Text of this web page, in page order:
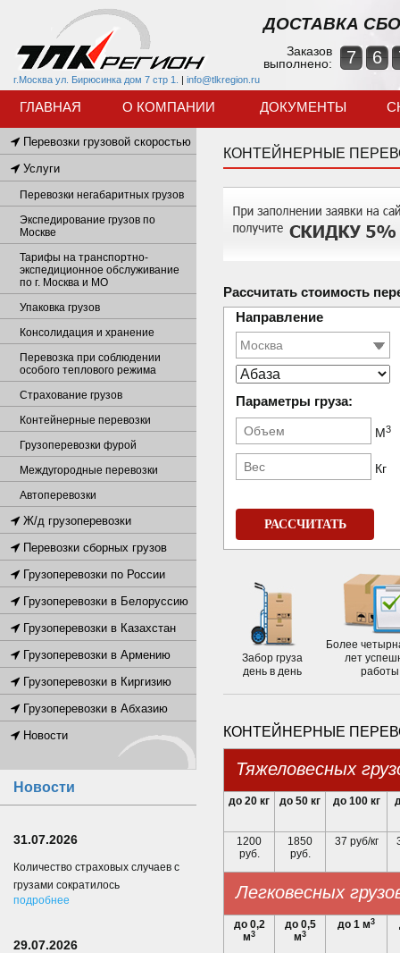
г.Москва ул. Бирюсинка дом 7 стр 1. | info@tlkregion.ru
ДОСТАВКА
Заказов
выполнено:
7 6
ГЛАВНАЯ О КОМПАНИИ ДОКУМЕНТЫ
КОНТЕЙНЕРНЫЕ
Рассчитать стоимость
Направление
Параметры груза:
М3
Кг
РАССЧИТАТЬ
Забор груза
день в день
Более
лет
работы
КОНТЕЙНЕРНЫЕ
Тяжеловесных
до 20 кг до 50 кг до 100 кг
1200
руб.
1850
руб.
37 руб/кг
Легковесных
до 0,2
м3
до 0,5
м3
до 1 м3
Перевозки грузовой скоростью
Услуги
Перевозки негабаритных грузов
Экспедирование грузов по
Москве
Тарифы на транспортно-
экспедиционное обслуживание
по г. Москва и МО
Упаковка грузов
Консолидация и хранение
Перевозка при соблюдении
особого теплового режима
Страхование грузов
Контейнерные перевозки
Грузоперевозки фурой
Междугородные перевозки
Автоперевозки
Ж/д грузоперевозки
Перевозки сборных грузов
Грузоперевозки по России
Грузоперевозки в Белоруссию
Грузоперевозки в Казахстан
Грузоперевозки в Армению
Грузоперевозки в Киргизию
Грузоперевозки в Абхазию
Новости
Новости
31.07.2026
Количество страховых случаев с
грузами сократилось
подробнее
29.07.2026